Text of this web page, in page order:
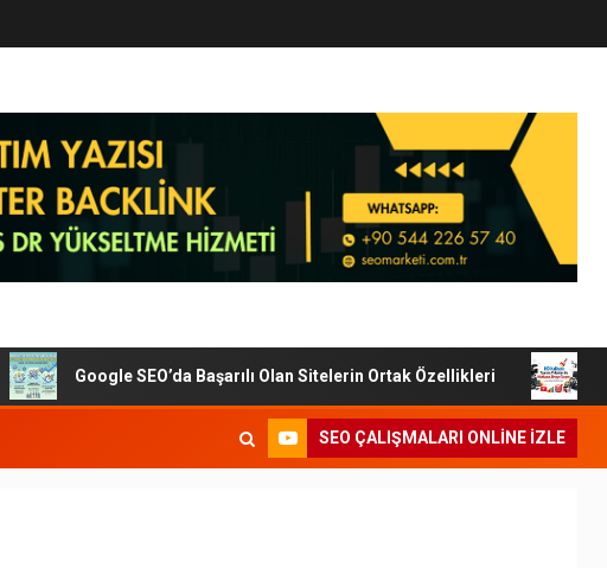
Google SEO’da Başarılı Olan Sitelerin Ortak Özellikleri
SEO ÇALIŞMALARI ONLINE IZLE